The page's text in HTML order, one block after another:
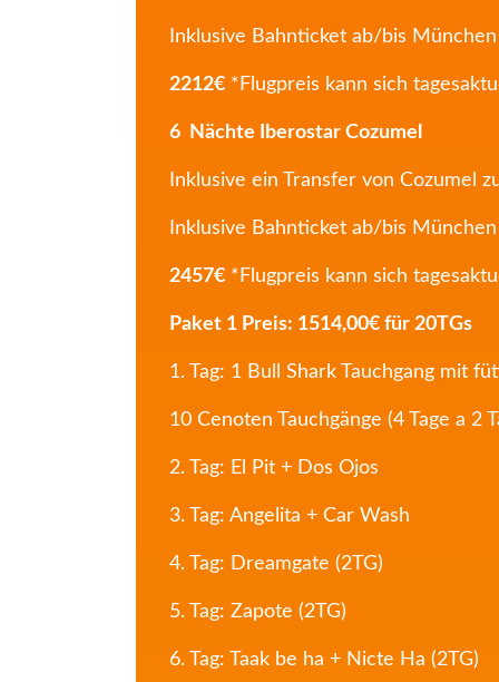
Inklusive Bahnticket ab/bis
2212€ *Flugpreis kann sich
6 Nächte Iberostar Cozumel
Inklusive ein Transfer von Cozumel
Inklusive Bahnticket ab/bis
2457€ *Flugpreis kann sich
Paket 1 Preis: 1514,00€ für 20TGs
1. Tag: 1 Bull Shark Tauchgang mit
10 Cenoten Tauchgänge (4 Tage a 2
2. Tag: El Pit + Dos Ojos
3. Tag: Angelita + Car Wash
4. Tag: Dreamgate (2TG)
5. Tag: Zapote (2TG)
6. Tag: Taak be ha + Nicte Ha (2TG)